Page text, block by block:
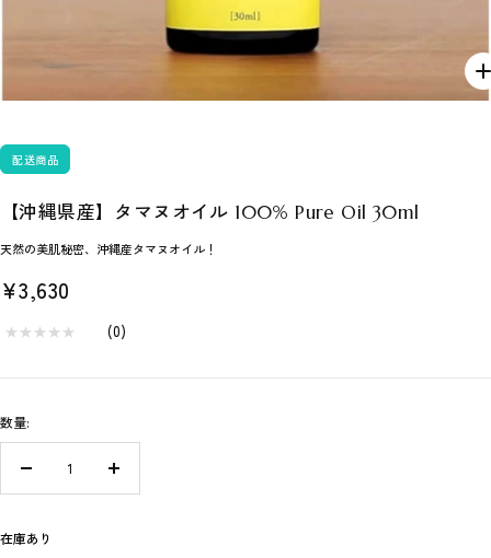
配送商品
【沖縄県産】タマヌオイル 100% Pure Oil 30ml
天然の美肌秘密、沖縄産タマヌオイル！
セ
ー
格
¥3,630
★ ★ ★ ★ ★
★ ★ ★ ★ ★ (0)
数量:
量
減
数
量
在庫あり